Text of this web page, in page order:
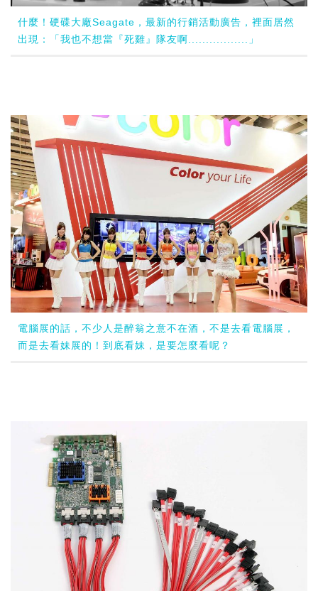
什麼！硬碟大廠Seagate，最新的行銷活動廣告，裡面居然
出現：「我也不想當『死雞』隊友啊.................」
電腦展的話，不少人是醉翁之意不在酒，不是去看電腦展，
而是去看妹展的！到底看妹，是要怎麼看呢？